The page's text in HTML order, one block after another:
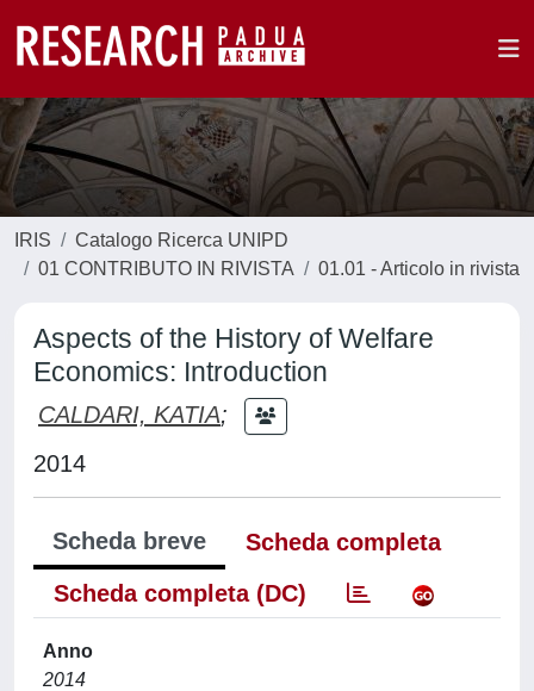
IRIS
Catalogo Ricerca UNIPD
01 CONTRIBUTO IN RIVISTA
01.01 - Articolo in rivista
Aspects of the History of Welfare
Economics: Introduction
CALDARI, KATIA;
2014
Scheda breve
Scheda completa
Scheda completa (DC)
Anno
2014